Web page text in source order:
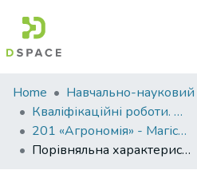
Communities
&
Collections
All of DSpace
Home
Кваліфікаційні роботи. ННІ агротехнологій, селекції та екології
201 «Агрономія» - Магістри 2021-2022
Порівняльна характеристика сучасного сортового матеріалу гречки